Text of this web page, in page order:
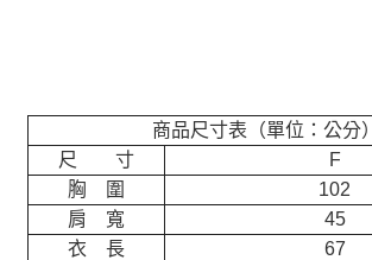
商品尺寸表（單位：公分）
尺 寸
F
胸 圍
102
肩 寬
45
衣 長
67